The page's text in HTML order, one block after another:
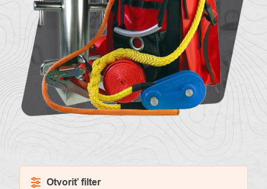
O
nás
Kontakty
Otvoriť filter